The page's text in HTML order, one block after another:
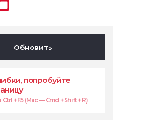
Обновить
попробуйте
+ F5 (Mac — Cmd + Shift + R)